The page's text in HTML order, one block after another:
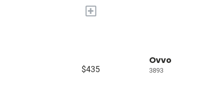
+
$435
Ovvo
3893